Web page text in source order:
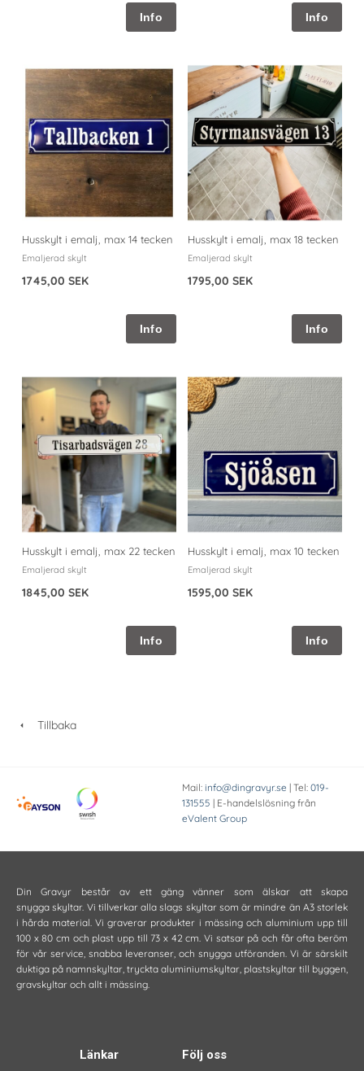
Husskylt i emalj, max 14 tecken
Emaljerad skylt
1745,00 SEK
Husskylt i emalj, max 18 tecken
Emaljerad skylt
1795,00 SEK
Husskylt i emalj, max 22 tecken
Emaljerad skylt
1845,00 SEK
Husskylt i emalj, max 10 tecken
Emaljerad skylt
1595,00 SEK
Tillbaka
Mail: info@dingravyr.se | Tel: 019-
131555 | E-handelslösning från
eValent Group
Din Gravyr består av ett gäng vänner som älskar att skapa
snygga skyltar. Vi tillverkar alla slags skyltar som är mindre än A3 storlek
i hårda material. Vi graverar produkter i mässing och aluminium upp till
100 x 80 cm och plast upp till 73 x 42 cm. Vi satsar på och får ofta beröm
för vår service, snabba leveranser, och snygga utföranden. Vi är särskilt
duktiga på namnskyltar, tryckta aluminiumskyltar, plastskyltar till byggen,
gravskyltar och allt i mässing.
Länkar Följ oss